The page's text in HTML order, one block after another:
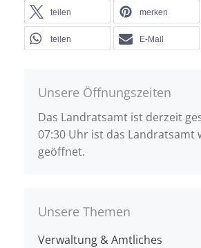
teilen merken
teilen E-Mail
Unsere Öffnungszeiten
Das Landratsamt ist derzeit
07:30 Uhr ist das Landratsamt
geöffnet.
Unsere Themen
Verwaltung & Amtliches